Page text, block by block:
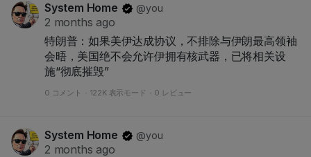
System Home @you
2 months ago
特朗普：如果美伊达成协议，不排除与伊朗最高领袖
会晤，美国绝不会允许伊拥有核武器，已将相关设
施“彻底摧毁”
0 コメント · 122K 表示モード · 0 レビュー
System Home @you
2 months ago